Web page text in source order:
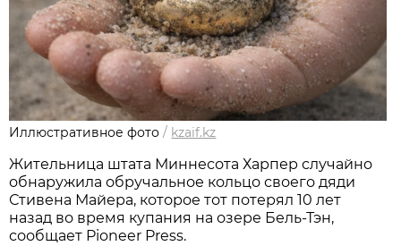
Иллюстративное фото / kzaif.kz
Жительница штата Миннесота Харпер случайно
обнаружила обручальное кольцо своего дяди
Стивена Майера, которое тот потерял 10 лет
назад во время купания на озере Бель-Тэн,
сообщает Pioneer Press.